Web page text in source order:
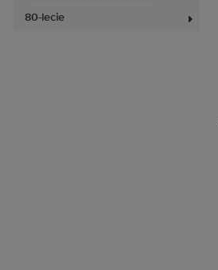
80-lecie